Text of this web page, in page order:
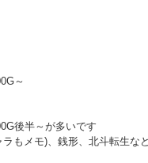
～
後半～が多いです
ラもメモ)、銭形、北斗転生な